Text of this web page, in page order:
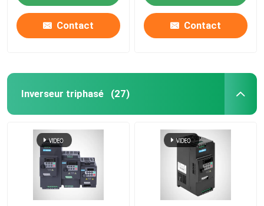
Contact Contact
Inverseur triphasé (27)